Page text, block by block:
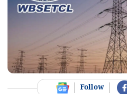
Follow